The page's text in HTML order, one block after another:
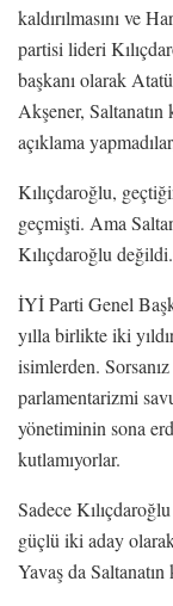
kaldırılmasını ve
partisi lideri
başkanı olarak
Akşener,
açıklama
Kılıçdaroğlu,
geçmişti. Ama
Kılıçdaroğlu değildi.
İYİ Parti Genel
yılla birlikte iki
isimlerden.
parlamentarizmi
yönetiminin sona
kutlamıyorlar.
Sadece
güçlü iki aday
Yavaş da